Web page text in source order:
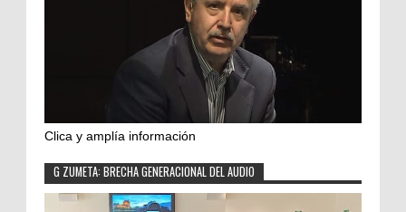
Clica y amplía información
G ZUMETA: BRECHA GENERACIONAL DEL AUDIO